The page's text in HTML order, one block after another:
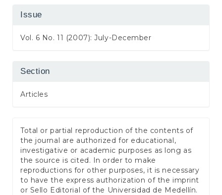
Issue
Vol. 6 No. 11 (2007): July-December
Section
Articles
Total or partial reproduction of the contents of
the journal are authorized for educational,
investigative or academic purposes as long as
the source is cited. In order to make
reproductions for other purposes, it is necessary
to have the express authorization of the imprint
or Sello Editorial of the Universidad de Medellín.